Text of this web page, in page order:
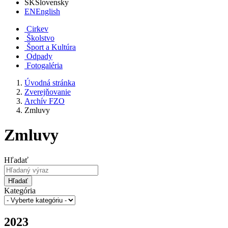
SKSlovensky
ENEnglish
Cirkev
Školstvo
Šport a Kultúra
Odpady
Fotogaléria
Úvodná stránka
Zverejňovanie
Archív FZO
Zmluvy
Zmluvy
Hľadať
Hľadať
Kategória
2023